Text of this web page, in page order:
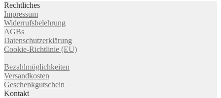
Rechtliches
Impressum
Widerrufsbelehrung
AGBs
Datenschutzerklärung
Cookie-Richtlinie (EU)
Bezahlmöglichkeiten
Versandkosten
Geschenkgutschein
Kontakt